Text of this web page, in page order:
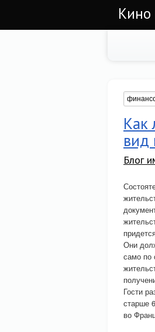
Кино
Как
вид
Блог
Они
само по
Гости
старше
во